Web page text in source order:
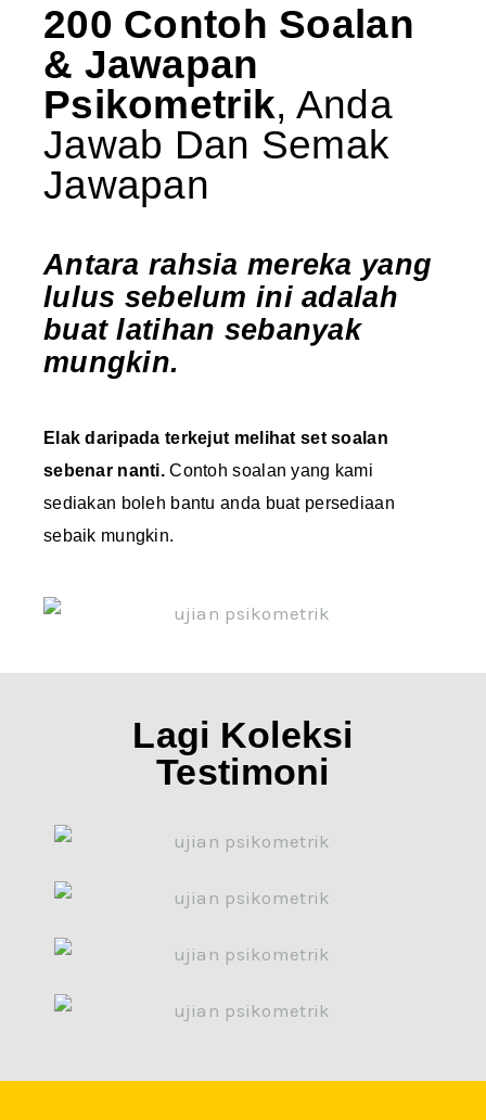
200 Contoh Soalan
& Jawapan
Psikometrik, Anda
Jawab Dan Semak
Jawapan
Antara rahsia mereka yang
lulus sebelum ini adalah
buat latihan sebanyak
mungkin.​
Elak daripada terkejut melihat set soalan
sebenar nanti. Contoh soalan yang kami
sediakan boleh bantu anda buat persediaan
sebaik mungkin.
Lagi Koleksi
Testimoni